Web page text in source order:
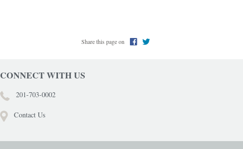
Share this page on
CONNECT WITH US
201-703-0002
Contact Us